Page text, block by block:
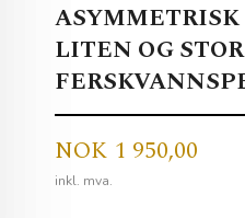
LITEN OG STOR
Pris
NOK 1 950,00
inkl. mva.